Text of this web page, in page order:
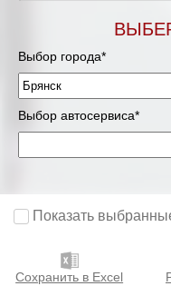
Выбор города*
Выбор автосервиса*
Показать
Сохранить в Excel